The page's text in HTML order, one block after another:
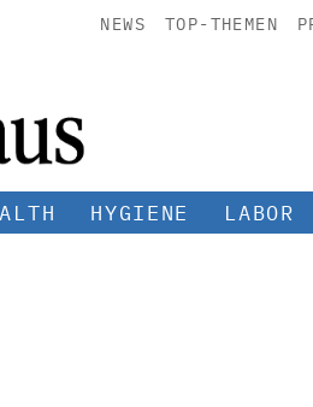
NEWS TOP-THEMEN
HYGIENE LABOR